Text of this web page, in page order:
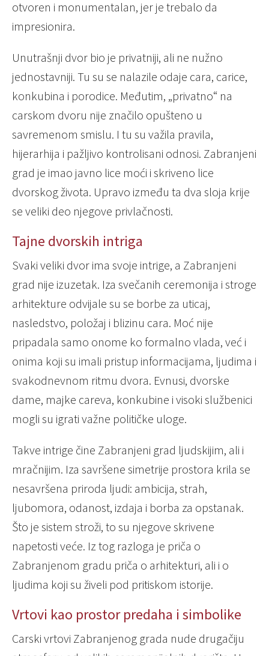
otvoren i monumentalan, jer je trebalo da
impresionira.
Unutrašnji dvor bio je privatniji, ali ne nužno
jednostavniji. Tu su se nalazile odaje cara, carice,
konkubina i porodice. Međutim, „privatno“ na
carskom dvoru nije značilo opušteno u
savremenom smislu. I tu su važila pravila,
hijerarhija i pažljivo kontrolisani odnosi. Zabranjeni
grad je imao javno lice moći i skriveno lice
dvorskog života. Upravo između ta dva sloja krije
se veliki deo njegove privlačnosti.
Tajne dvorskih intriga
Svaki veliki dvor ima svoje intrige, a Zabranjeni
grad nije izuzetak. Iza svečanih ceremonija i stroge
arhitekture odvijale su se borbe za uticaj,
nasledstvo, položaj i blizinu cara. Moć nije
pripadala samo onome ko formalno vlada, već i
onima koji su imali pristup informacijama, ljudima i
svakodnevnom ritmu dvora. Evnusi, dvorske
dame, majke careva, konkubine i visoki službenici
mogli su igrati važne političke uloge.
Takve intrige čine Zabranjeni grad ljudskijim, ali i
mračnijim. Iza savršene simetrije prostora krila se
nesavršena priroda ljudi: ambicija, strah,
ljubomora, odanost, izdaja i borba za opstanak.
Što je sistem stroži, to su njegove skrivene
napetosti veće. Iz tog razloga je priča o
Zabranjenom gradu priča o arhitekturi, ali i o
ljudima koji su živeli pod pritiskom istorije.
Vrtovi kao prostor predaha i simbolike
Carski vrtovi Zabranjenog grada nude drugačiju